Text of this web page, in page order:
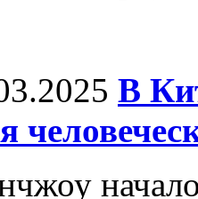
В